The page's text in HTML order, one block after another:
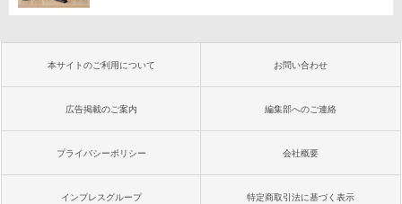
本サイトのご利用について お問い合わせ
広告掲載のご案内 編集部へのご連絡
プライバシーポリシー 会社概要
インプレスグループ 特定商取引法に基づく表示